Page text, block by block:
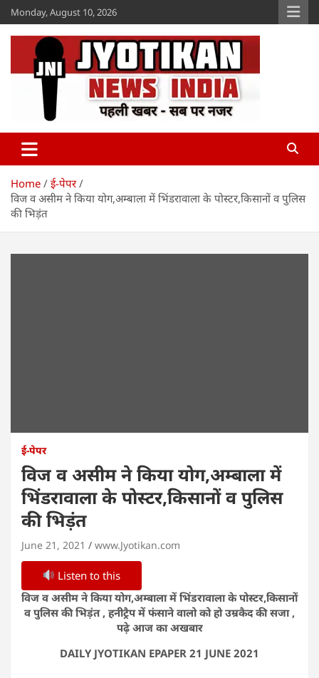
Skip
to
content
Monday, August 10, 2026
Jyotikan
Home
ई-पेपर
विज व असीम ने किया योग,अम्बाला में भिंडरावाला के पोस्टर,किसानों व पुलिस
की भिड़ंत
ई-पेपर
विज व असीम ने किया योग,अम्बाला में
भिंडरावाला के पोस्टर,किसानों व पुलिस
की भिड़ंत
June 21, 2021 www.Jyotikan.com
Listen to this
विज व असीम ने किया योग,अम्बाला में भिंडरावाला के पोस्टर,किसानों
व पुलिस की भिड़ंत , हनीट्रैप में फंसाने वालो को हो उम्रकैद की सजा ,
पढ़े आज का अखबार
DAILY JYOTIKAN EPAPER 21 JUNE 2021